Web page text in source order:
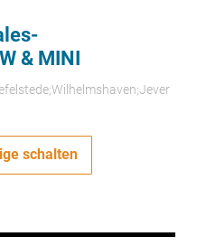
& MINI
schalten